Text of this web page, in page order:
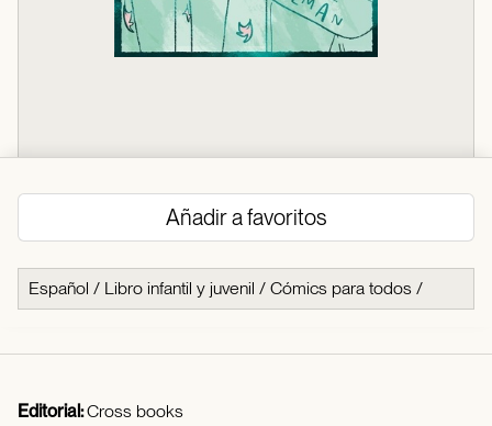
Añadir a favoritos
Español / Libro infantil y juvenil / Cómics para todos /
Editorial:Cross books